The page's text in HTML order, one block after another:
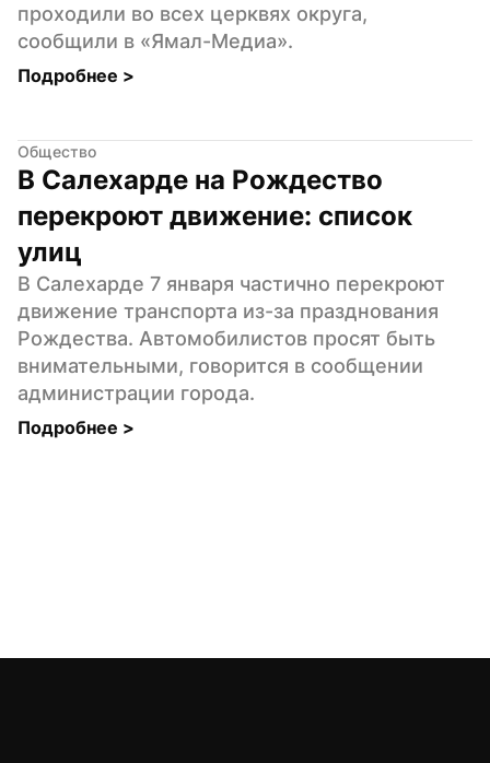
проходили во всех церквях округа,
сообщили в «Ямал-Медиа».
Подробнее >
Общество
В Салехарде на Рождество
перекроют движение: список
улиц
В Салехарде 7 января частично перекроют
движение транспорта из-за празднования
Рождества. Автомобилистов просят быть
внимательными, говорится в сообщении
администрации города.
Подробнее >